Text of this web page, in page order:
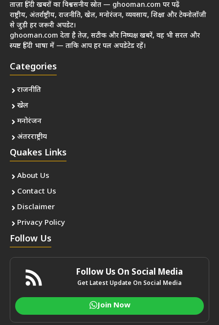
ताज़ा हिंदी खबरों का विश्वसनीय स्रोत — ghooman.com पर पढ़ें
राष्ट्रीय, अंतर्राष्ट्रीय, राजनीति, खेल, मनोरंजन, व्यवसाय, शिक्षा और टेक्नोलॉजी
से जुड़ी हर जरूरी अपडेट।
ghooman.com देता है तेज़, सटीक और निष्पक्ष खबरें, वह भी सरल और
स्पष्ट हिंदी भाषा में — ताकि आप हर पल अपडेटेड रहें।
Categories
राजनीति
खेल
मनोरंजन
अंतरराष्ट्रीय
Quakes Links
About Us
Contact Us
Disclaimer
Privacy Policy
Follow Us
Follow Us On Social Media
Get Latest Update On Social Media
Join Now